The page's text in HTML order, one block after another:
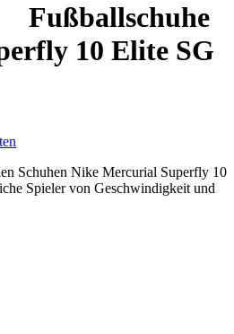
Fußballschuhe
10 Elite SG
Schuhen Nike Mercurial Superfly 10
Spieler von Geschwindigkeit und